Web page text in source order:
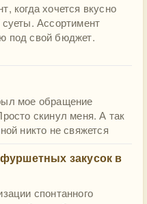
когда хочется вкусно
Ассортимент
под свой бюджет.
мое обращение
скинул меня. А так
никто не свяжется
закусок в
спонтанного